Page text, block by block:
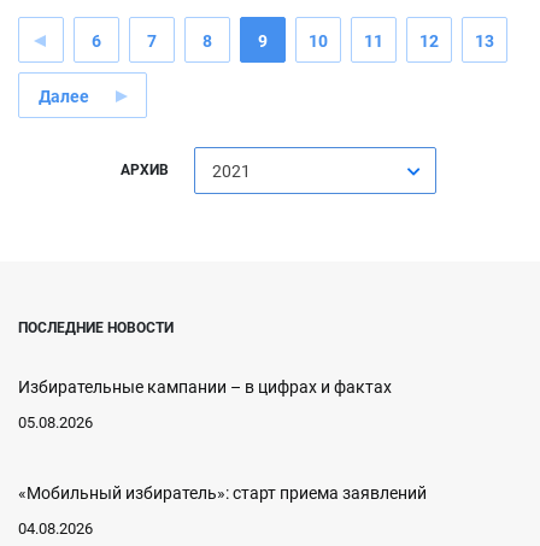
6 7 8 9 10 11 12 13
Далее
АРХИВ 2021
ПОСЛЕДНИЕ НОВОСТИ
Избирательные кампании – в цифрах и фактах
05.08.2026
«Мобильный избиратель»: старт приема заявлений
04.08.2026